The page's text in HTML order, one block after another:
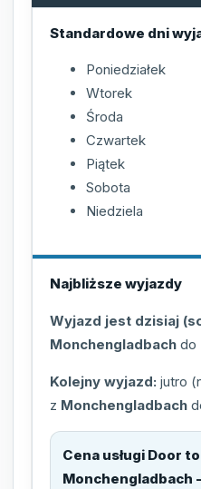
Standardowe dni
Poniedziałek
Wtorek
Środa
Czwartek
Piątek
Sobota
Niedziela
Najbliższe wyjazdy
Wyjazd jest dzisiaj
Monchengladbach do
Kolejny wyjazd: jutro
z Monchengladbach
Cena usługi Door
Monchengladbach